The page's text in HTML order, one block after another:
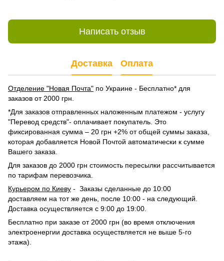
Написать отзыв
Доставка Оплата
Отделение "Новая Почта" по Украине - Бесплатно* для
заказов от 2000 грн.
*Для заказов отправленных наложенным платежом - услугу
"Перевод средств"- оплачивает покупатель. Это
фиксированная сумма – 20 грн +2% от общей суммы заказа,
которая добавляется Новой Почтой автоматически к сумме
Вашего заказа.
Для заказов до 2000 грн стоимость пересылки рассчитывается
по тарифам перевозчика.
Курьером по Киеву - Заказы сделанные до 10:00
доставляем на тот же день, после 10:00 - на следующий.
Доставка осуществляется с 9:00 до 19:00.
Бесплатно при заказе от 2000 грн (во время отключения
электроенергии доставка осуществляется не выше 5-го
этажа).